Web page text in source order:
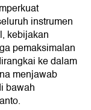
instrumen
kebijakan
pemaksimalan
ke dalam
menjawab
bawah